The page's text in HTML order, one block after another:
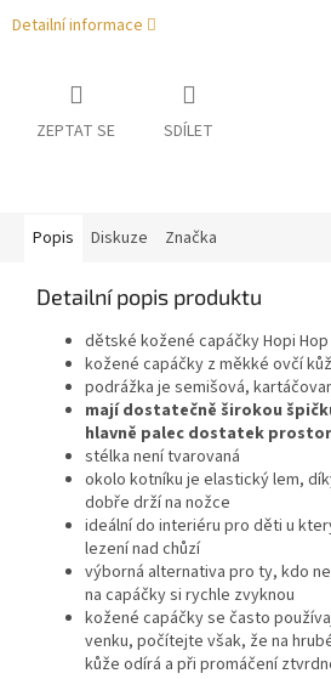
Detailní informace
ZEPTAT SE SDÍLET
Popis Diskuze Značka
Detailní popis produktu
dětské kožené capáčky Hopi Hop
kožené capáčky z měkké ovčí
podrážka je semišová,
mají dostatečně širokou
hlavně palec dostatek
stélka není tvarovaná
okolo kotníku je elastický lem,
dobře drží na nožce
ideální do interiéru pro děti u
lezení nad chůzí
výborná alternativa pro ty, kdo
na capáčky si rychle zvyknou
kožené capáčky se často
venku, počítejte však, že na
kůže odírá a při promáčení